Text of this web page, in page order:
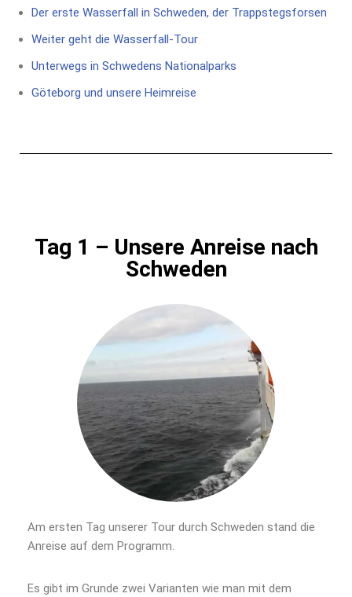
Der erste Wasserfall in Schweden, der Trappstegsforsen
Weiter geht die Wasserfall-Tour
Unterwegs in Schwedens Nationalparks
Göteborg und unsere Heimreise
Tag 1 – Unsere Anreise nach
Schweden
Am ersten Tag unserer Tour durch Schweden stand die
Anreise auf dem Programm.
Es gibt im Grunde zwei Varianten wie man mit dem